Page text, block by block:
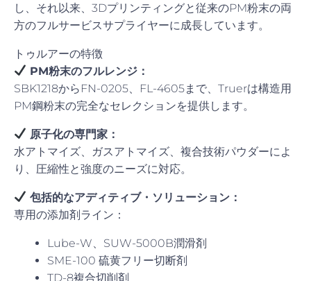
し、それ以来、3Dプリンティングと従来のPM粉末の両
方のフルサービスサプライヤーに成長しています。
トゥルアーの特徴
PM粉末のフルレンジ：
SBK1218からFN-0205、FL-4605まで、Truerは構造用
PM鋼粉末の完全なセレクションを提供します。
原子化の専門家：
水アトマイズ、ガスアトマイズ、複合技術パウダーによ
り、圧縮性と強度のニーズに対応。
包括的なアディティブ・ソリューション：
専用の添加剤ライン：
Lube-W、SUW-5000B潤滑剤
SME-100 硫黄フリー切断剤
TD-8複合切削剤